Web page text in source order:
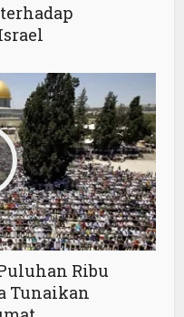
Ribu
Tunaikan